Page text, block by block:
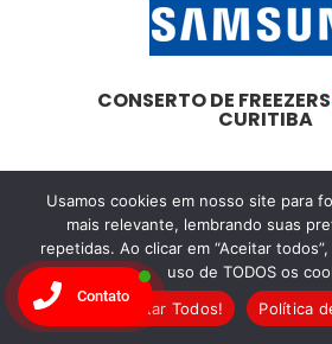
CONSERTO DE FREEZERS
CURITIBA
Dicas
Para
Usamos cookies em nosso site para
mais relevante, lembrando suas
repetidas. Ao clicar em “Aceitar
uso de TODOS os
Aceitar Todos!
Política
Contato